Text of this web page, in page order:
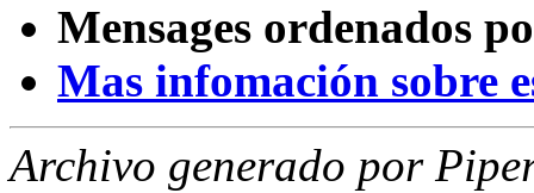
Mensages ordenados
Mas infomación sobre
Archivo generado por